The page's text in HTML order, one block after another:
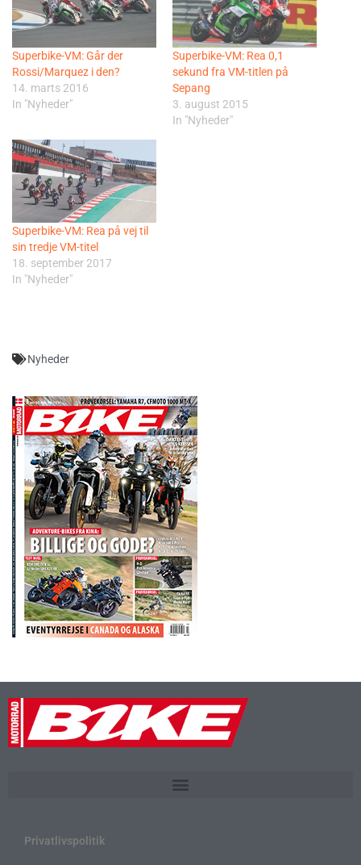
Superbike-VM: Går der
Rossi/Marquez i den?
14. marts 2016
In "Nyheder"
Superbike-VM: Rea 0,1
sekund fra VM-titlen på
Sepang
3. august 2015
In "Nyheder"
Superbike-VM: Rea på vej til
sin tredje VM-titel
18. september 2017
In "Nyheder"
Nyheder
Privatlivspolitik